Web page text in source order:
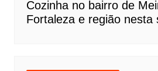
Cozinha no bairro de
Fortaleza e região nesta